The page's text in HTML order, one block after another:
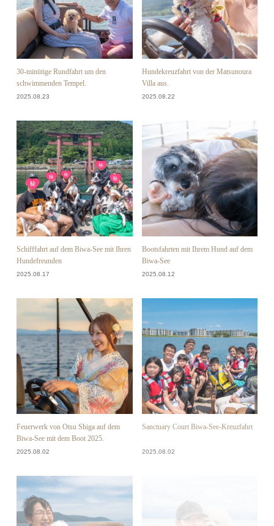
30-minütige Rundfahrt um den
schwimmenden Tempel.
2025.08.23
Hundekreuzfahrt von der Matsunoura
Villa aus.
2025.08.22
Schifffahrt auf dem Biwa-See mit Ihren
Hundefreunden
2025.08.17
Bootsfahrten mit Ihrem Hund auf dem
Biwa-See
2025.08.12
Feuerwerk von Otsu Shiga auf dem
Biwa-See mit dem Boot 2025.
2025.08.02
Sanctuary Court Biwa-See-Kreuzfahrt
2025.08.02